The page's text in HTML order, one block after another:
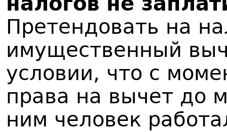
Претендовать на
имущественный
условии, что с
права на вычет до
ним человек